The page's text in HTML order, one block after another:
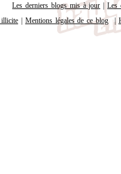
Les derniers blogs mis à jour |Les
illicite
Mentions légales de ce blog |